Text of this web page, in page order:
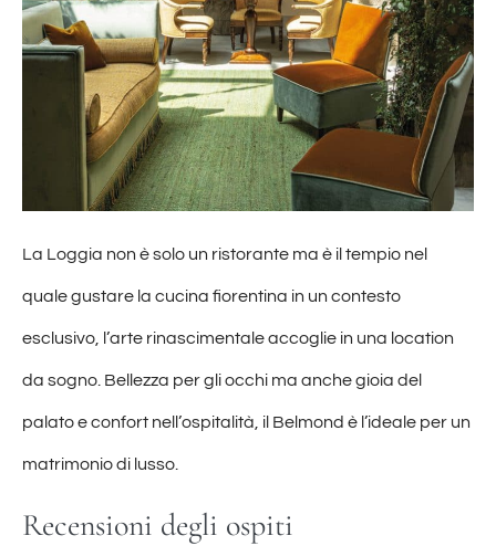
La Loggia non è solo un ristorante ma è il tempio nel
quale gustare la cucina fiorentina in un contesto
esclusivo, l’arte rinascimentale accoglie in una location
da sogno. Bellezza per gli occhi ma anche gioia del
palato e confort nell’ospitalità, il Belmond è l’ideale per un
matrimonio di lusso.
Recensioni degli ospiti